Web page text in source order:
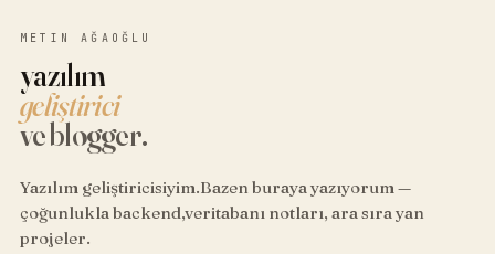
METIN AĞAOĞLU
yazılım
geliştirici
ve blogger.
Yazılım geliştiricisiyim.Bazen buraya yazıyorum —
çoğunlukla backend,veritabanı notları, ara sıra yan
projeler.